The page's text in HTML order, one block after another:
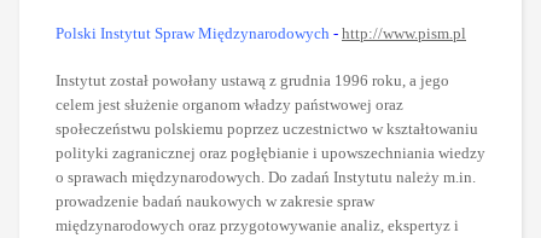
Polski Instytut Spraw Międzynarodowych - http://www.pism.pl
Instytut został powołany ustawą z grudnia 1996 roku, a jego
celem jest służenie organom władzy państwowej oraz
społeczeństwu polskiemu poprzez uczestnictwo w kształtowaniu
polityki zagranicznej oraz pogłębianie i upowszechniania wiedzy
o sprawach międzynarodowych. Do zadań Instytutu należy m.in.
prowadzenie badań naukowych w zakresie spraw
międzynarodowych oraz przygotowywanie analiz, ekspertyz i